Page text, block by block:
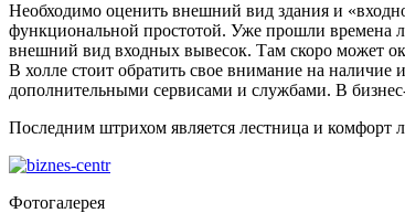
Необходимо оценить внешний вид здания и
функциональной простотой. Уже прошли времена
внешний вид входных вывесок. Там скоро может
В холле стоит обратить свое внимание на
дополнительными сервисами и службами. В
Последним штрихом является лестница и комфорт
Фотогалерея